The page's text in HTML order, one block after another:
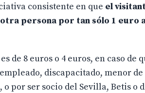
consistente en que el
persona por tan sólo 1 euro
de 8 euros o 4 euros, en caso de
discapacitado, menor de
o por ser socio del Sevilla, Betis o